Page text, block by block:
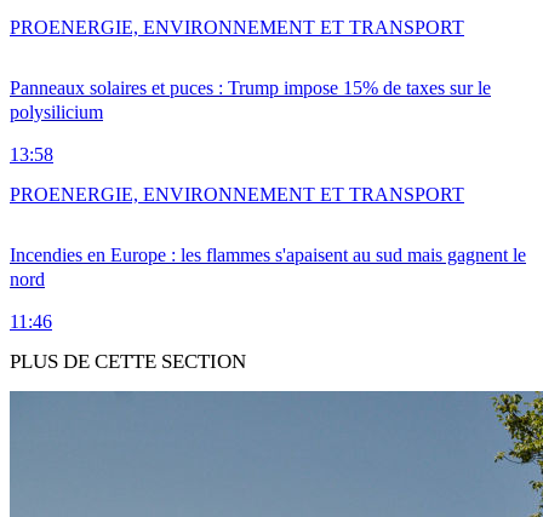
Panneaux solaires et puces : Trump impose 15% de taxes sur le
polysilicium
13:58
PROENERGIE, ENVIRONNEMENT ET TRANSPORT
Incendies en Europe : les flammes s'apaisent au sud mais gagnent le
nord
11:46
PROENERGIE, ENVIRONNEMENT ET TRANSPORT
PLUS DE CETTE SECTION